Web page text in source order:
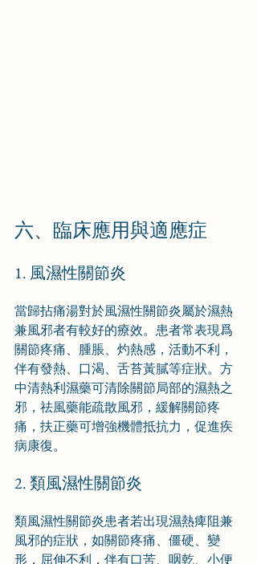
六、臨床應用與適應症
1. 風濕性關節炎
當歸拈痛湯對於風濕性關節炎屬於濕熱
兼風邪者有較好的療效。患者常表現爲
關節疼痛、腫脹、灼熱感，活動不利，
伴有發熱、口渴、舌苔黃膩等症狀。方
中清熱利濕藥可清除關節局部的濕熱之
邪，祛風藥能疏散風邪，緩解關節疼
痛，扶正藥可增強機體抵抗力，促進疾
病康復。
2. 類風濕性關節炎
類風濕性關節炎患者若出現濕熱痺阻兼
風邪的症狀，如關節疼痛、僵硬、變
形，屈伸不利，伴有口苦、咽乾、小便